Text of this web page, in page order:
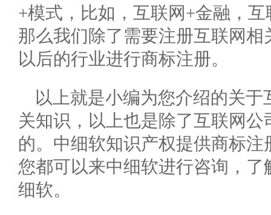
+模式，比如，互联网+金融，
那么我们除了需要注册互联网
以后的行业进行商标注册。
以上就是小编为您介绍的关于
关知识，以上也是除了互联网
的。中细软知识产权提供商标
您都可以来中细软进行咨询，
细软。